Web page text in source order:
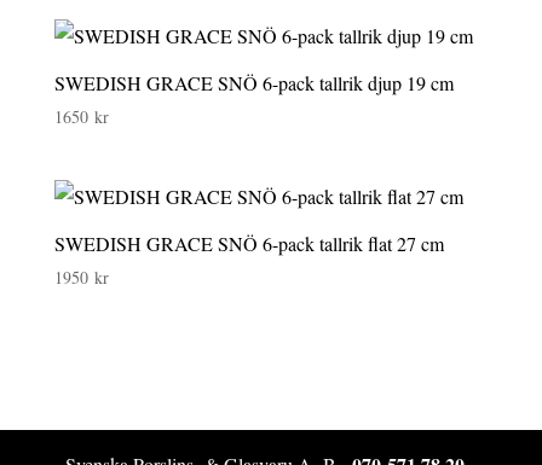
SWEDISH GRACE SNÖ 6-pack tallrik djup 19 cm
1650 kr
SWEDISH GRACE SNÖ 6-pack tallrik flat 27 cm
1950 kr